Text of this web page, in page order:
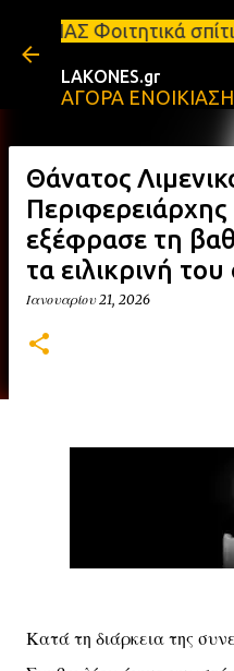
Μετάβαση στο
σπίτια προς
LAKONES.gr
ΑΓΟΡΑ
Θάνατος
εξέφρασε τη
τα ειλικρινή
Ιανουαρίου 21, 2026
Κατά τη διάρκεια της